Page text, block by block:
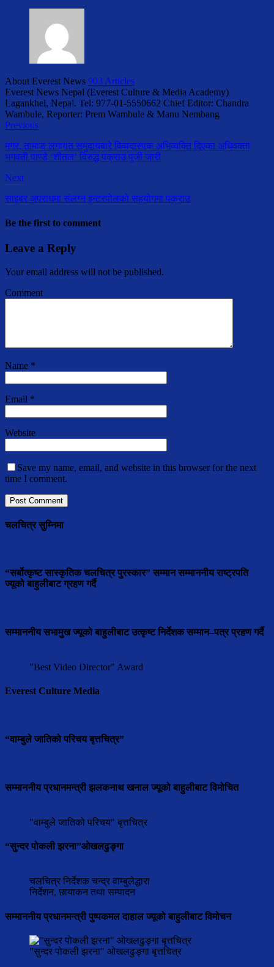
About Everest News 903 Articles
Everest News Nepal (Everest Culture & Media Academy)
Lagankhel, Nepal. Tel: 977-01-5550662 Chief Editor: Chandra
Wambule, Reporter: Prem Wambule & Manu Nembang
Previous
मगर, तामाङ लगायत समुदायबारे विवादास्पक अभिव्यक्ति दिएका अधिवक्ता
भगवती पाण्डे ‘शीतल’ विरुद्ध पक्राउ पुर्जी जारी
Next
साइबर अपराधमा संलग्न इन्टरपोलको सहयोगमा पक्राउ
Be the first to comment
Leave a Reply
Your email address will not be published.
Comment
Name *
Email *
Website
Save my name, email, and website in this browser for the next
time I comment.
चलचित्र सुम्निमा
“सर्बोत्कृष्ट सास्कृतिक चलचित्र पुरस्कार” सम्मान सम्माननीय राष्ट्रपति
ज्यूको बाहुलीबाट ग्रहण गर्दै
सम्माननीय सभामुुख ज्यूको बाहुलीबाट उत्कृष्ट निर्देशक सम्मान–पत्र प्रहण गर्दै
"Best Video Director" Award
Everest Culture Media
“वाम्बुले जातिको परिचय बृत्तचित्र”
सम्माननीय प्रधानमन्त्री झलकनाथ खनाल ज्यूको बाहुलीबाट विमोचित
"वाम्बुले जातिको परिचय" बृत्तचित्र
“सुन्दर पोकली झरना”ओखलढुङ्गा
चलचित्र निर्देशक चन्द्र वाम्बुलेद्धारा
निर्देशन, छायाकन तथा सम्पादन
सम्माननीय प्रधानमन्त्री पुष्पकमल दाहाल ज्यूको बाहुलीबाट विमोचन
"सुन्दर पोकली झरना" ओखलढुङ्गा बृत्तचित्र